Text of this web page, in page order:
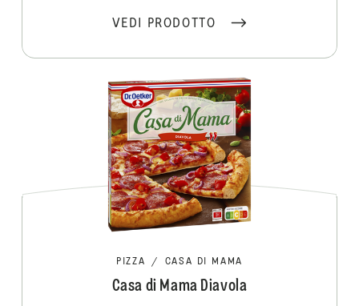
VEDI PRODOTTO
PIZZA / CASA DI MAMA
Casa di Mama Diavola